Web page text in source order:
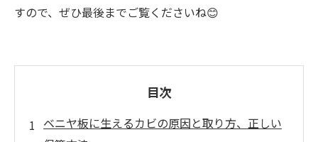
すので、ぜひ最後までご覧くださいね😊
目次
ベニヤ板に生えるカビの原因と取り方、正しい